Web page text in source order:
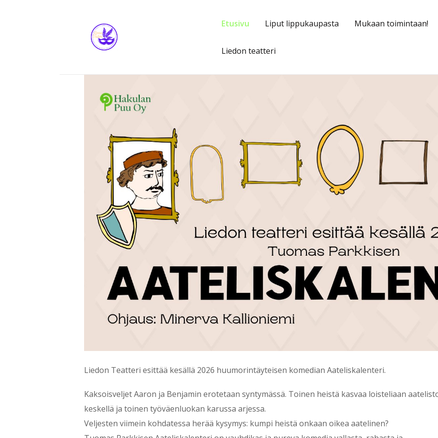
Etusivu Liput lippukaupasta Mukaan toimintaan!
Liedon teatteri
Liedon Teatteri esittää kesällä 2026 huumorintäyteisen komedian Aateliskalenteri.
Kaksoisveljet Aaron ja Benjamin erotetaan syntymässä. Toinen heistä kasvaa loisteliaan
keskellä ja toinen työväenluokan karussa arjessa.
Veljesten viimein kohdatessa herää kysymys: kumpi heistä onkaan oikea aatelinen?